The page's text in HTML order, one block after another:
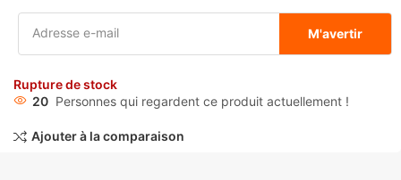
M'avertir
Rupture de stock
20 Personnes qui regardent ce produit actuellement !
Ajouter à la comparaison